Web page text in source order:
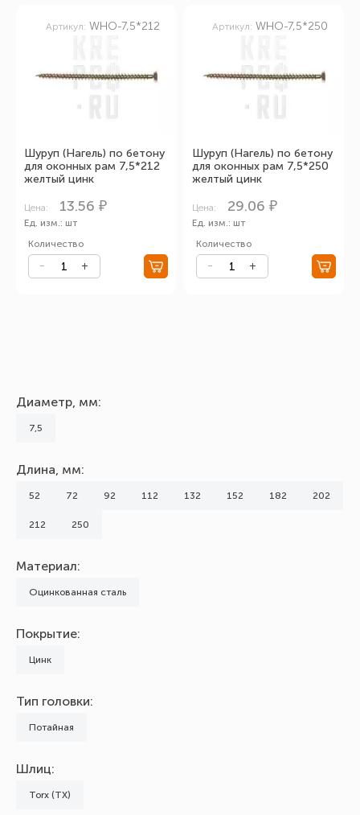
Шуруп (Нагель) по бетону
для оконных рам 7,5*212
желтый цинк
Артикул: WHO-7,5*212
Цена: 13.56 ₽
Ед. изм.: шт
Количество
Шуруп (Нагель) по бетону
для оконных рам 7,5*250
желтый цинк
Артикул: WHO-7,5*250
Цена: 29.06 ₽
Ед. изм.: шт
Количество
Диаметр, мм:
7,5
Длина, мм:
52 72 92 112 132 152 182 202
212 250
Материал:
Оцинкованная сталь
Покрытие:
Цинк
Тип головки:
Потайная
Шлиц:
Torx (TX)